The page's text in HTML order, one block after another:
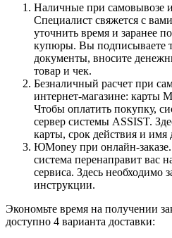
Наличные при самовывозе
Специалист свяжется с
уточнить время и заранее
купюры. Вы подписываете
документы, вносите
товар и чек.
Безналичный расчет при
интернет-магазине: карты
Чтобы оплатить покупку,
сервер системы ASSIST.
карты, срок действия и имя
ЮMoney при онлайн-
система перенаправит вас
сервиса. Здесь необходимо
инструкции.
Экономьте время на получении
доступно 4 варианта доставки: